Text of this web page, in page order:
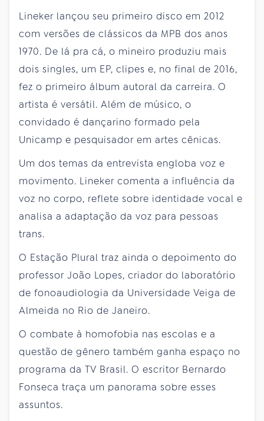
Lineker lançou seu primeiro disco em 2012
com versões de clássicos da MPB dos anos
1970. De lá pra cá, o mineiro produziu mais
dois singles, um EP, clipes e, no final de 2016,
fez o primeiro álbum autoral da carreira. O
artista é versátil. Além de músico, o
convidado é dançarino formado pela
Unicamp e pesquisador em artes cênicas.
Um dos temas da entrevista engloba voz e
movimento. Lineker comenta a influência da
voz no corpo, reflete sobre identidade vocal e
analisa a adaptação da voz para pessoas
trans.
O Estação Plural traz ainda o depoimento do
professor João Lopes, criador do laboratório
de fonoaudiologia da Universidade Veiga de
Almeida no Rio de Janeiro.
O combate à homofobia nas escolas e a
questão de gênero também ganha espaço no
programa da TV Brasil. O escritor Bernardo
Fonseca traça um panorama sobre esses
assuntos.